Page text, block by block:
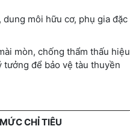
môi hữu cơ, phụ gia đặc
mòn, chống thẩm thấu hiệu
tưởng để bảo vệ tàu thuyền
MỨC CHỈ TIÊU